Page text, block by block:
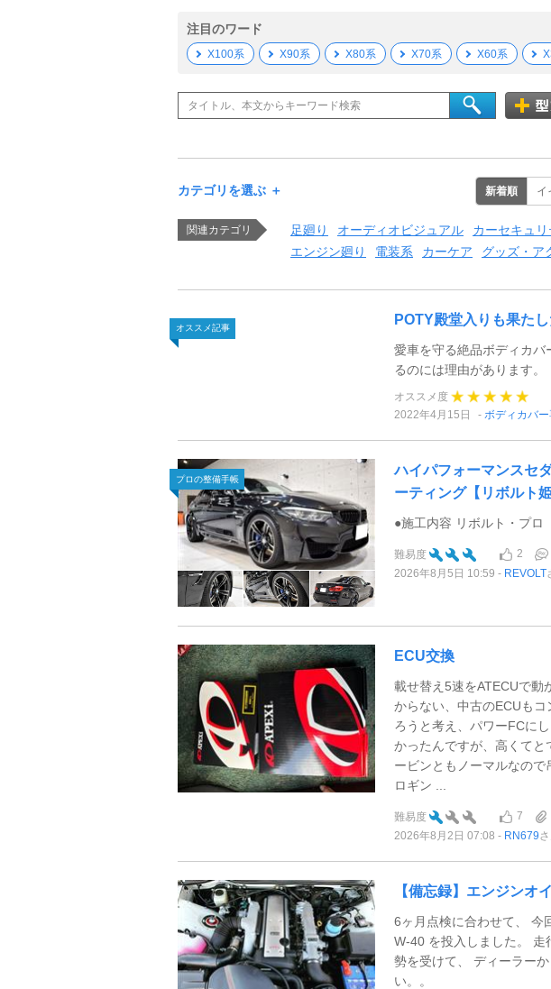
注目のワード
X100系 X90系 X80系 X70系 X60系
カテゴリを選ぶ ＋ 新着順 イ
関連カテゴリ 足廻り オーディオビジュアル カーセキュリ
エンジン廻り
電装系 カーケア グッズ・ア
オススメ記事
POTY殿堂入りも果た
愛車を守る絶品ボディカ
るのには理由があります。
オススメ度
2022年4月15日
ボディカバ
プロの整備手帳
ハイパフォーマンスセ
ーティング【リボルト姫
●施工内容 リボルト・プロ
難易度 2
2026年8月5日 10:59
REVOLT
ECU交換
載せ替え5速をATECUで動
からない、中古のECUも
ろうと考え、パワーFCに
かったんですが、高くてと
ービンともノーマルなので
ロギン ...
難易度 7
2026年8月2日 07:08
RN679
【備忘録】エンジンオ
6ヶ月点検に合わせて、 今
W-40 を投入しました。
勢を受けて、 ディーラー
い。。